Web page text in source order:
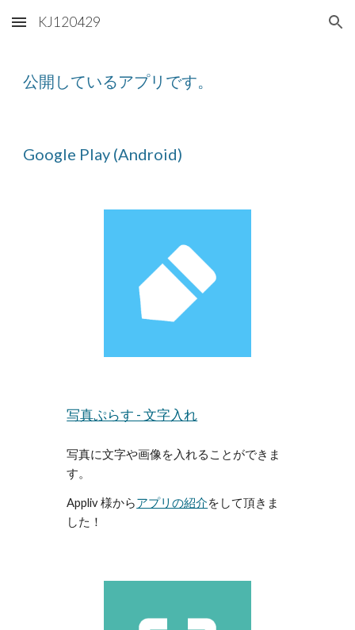
Skip to main content Skip to navigation
KJ120429
公開しているアプリです。
Google Play (Android)
写真ぷらす - 文字入れ
写真に文字や画像を入れることができま
す。
Appliv 様からアプリの紹介をして頂きま
した！